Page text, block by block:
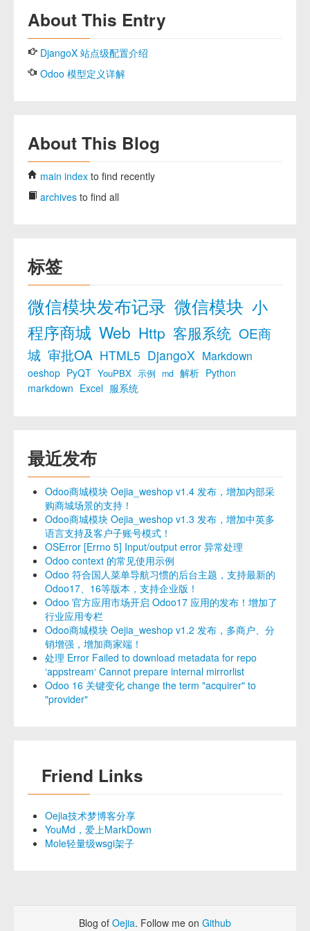
About This Entry
DjangoX 站点级配置介绍
Odoo 模型定义详解
About This Blog
main index to find recently
archives to find all
标签
微信模块发布记录 微信模块 小
程序商城 Web Http 客服系统 OE商
城 审批OA HTML5 DjangoX Markdown
oeshop PyQT YouPBX 示例 md 解析 Python
markdown Excel 服系统
最近发布
Odoo商城模块 Oejia_weshop v1.4 发布，增加内部采
购商城场景的支持！
Odoo商城模块 Oejia_weshop v1.3 发布，增加中英多
语言支持及客户子账号模式！
OSError [Errno 5] Input/output error 异常处理
Odoo context 的常见使用示例
Odoo 符合国人菜单导航习惯的后台主题，支持最新的
Odoo17、16等版本，支持企业版！
Odoo 官方应用市场开启 Odoo17 应用的发布！增加了
行业应用专栏
Odoo商城模块 Oejia_weshop v1.2 发布，多商户、分
销增强，增加商家端！
处理 Error Failed to download metadata for repo
‘appstream‘ Cannot prepare internal mirrorlist
Odoo 16 关键变化 change the term "acquirer" to
"provider"
Friend Links
Oejia技术梦博客分享
YouMd，爱上MarkDown
Mole轻量级wsgi架子
Blog of Oejia. Follow me on Github